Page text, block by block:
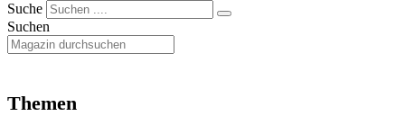
Suche
Suchen
Themen